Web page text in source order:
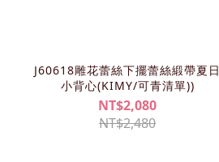
J60618雕花蕾絲下擺蕾絲緞帶夏日
小背心(KIMY/可青清單))
NT$2,080
NT$2,480